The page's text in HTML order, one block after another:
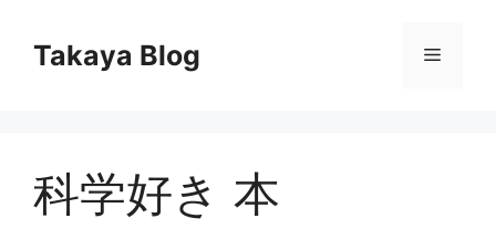
Takaya Blog メ
科学好き 本